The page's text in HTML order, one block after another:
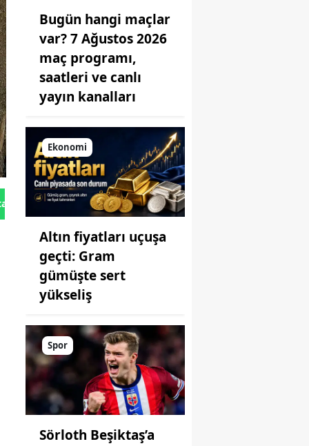
Gönder
Bugün hangi maçlar
var? 7 Ağustos 2026
maç programı,
saatleri ve canlı
yayın kanalları
Ekonomi
Altın fiyatları uçuşa
geçti: Gram
gümüşte sert
yükseliş
Spor
Sörloth Beşiktaş’a